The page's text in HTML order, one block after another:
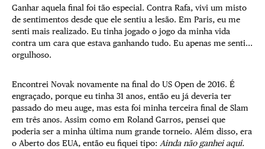
Ganhar aquela final foi tão especial. Contra Rafa, vivi um misto
de sentimentos desde que ele sentiu a lesão. Em Paris, eu me
senti mais realizado. Eu tinha jogado o jogo da minha vida
contra um cara que estava ganhando tudo. Eu apenas me senti...
orgulhoso.
Encontrei Novak novamente na final do US Open de 2016. É
engraçado, porque eu tinha 31 anos, então eu já deveria ter
passado do meu auge, mas esta foi minha terceira final de Slam
em três anos. Assim como em Roland Garros, pensei que
poderia ser a minha última num grande torneio. Além disso, era
o Aberto dos EUA, então eu fiquei tipo: Ainda não ganhei aqui.